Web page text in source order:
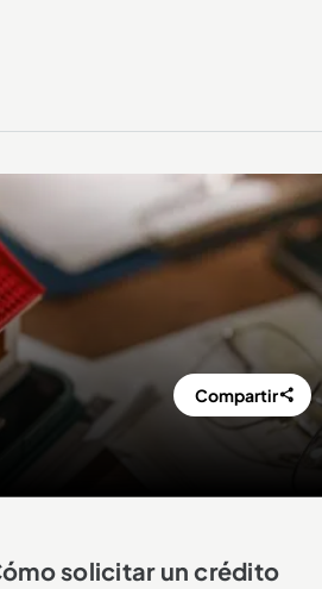
Compartir
solicitar un crédito